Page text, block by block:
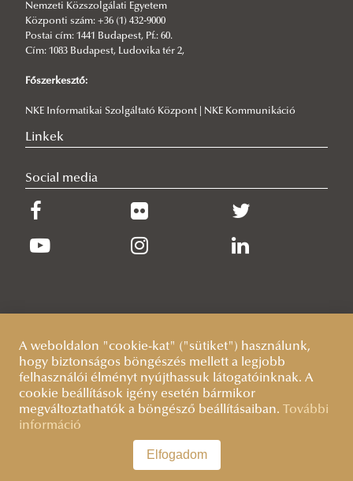
Nemzeti Közszolgálati Egyetem
Központi szám: +36 (1) 432-9000
Postai cím: 1441 Budapest, Pf.: 60.
Cím: 1083 Budapest, Ludovika tér 2,
Főszerkesztő:
NKE Informatikai Szolgáltató Központ | NKE Kommunikáció
Linkek
Social media
A weboldalon "cookie-kat" ("sütiket") használunk,
hogy biztonságos böngészés mellett a legjobb
felhasználói élményt nyújthassuk látogatóinknak. A
cookie beállítások igény esetén bármikor
megváltoztathatók a böngésző beállításaiban.
További
információ
Elfogadom